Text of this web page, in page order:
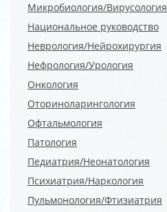
Микробиология/Вирусология
Национальное руководство
Неврология/Нейрохирургия
Нефрология/Урология
Онкология
Оториноларингология
Офтальмология
Патология
Педиатрия/Неонатология
Психиатрия/Наркология
Пульмонология/Фтизиатрия